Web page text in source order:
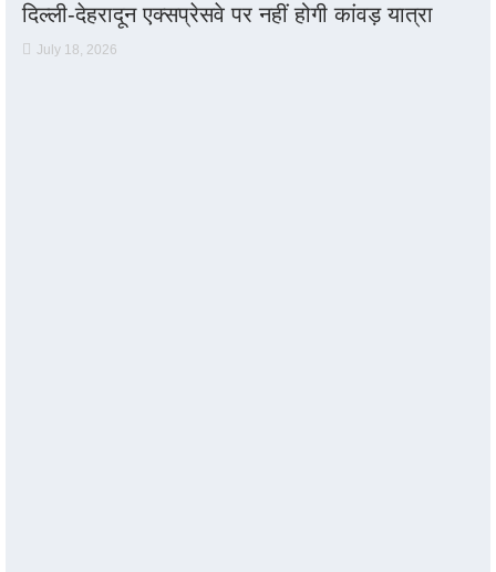
दिल्ली-देहरादून एक्सप्रेसवे पर नहीं होगी कांवड़ यात्रा
July 18, 2026